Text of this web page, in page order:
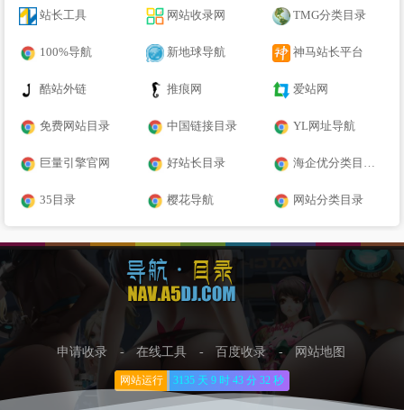
站长工具 网站收录网 TMG分类目录
100%导航 新地球导航 神马站长平台
酷站外链 推痕网 爱站网
免费网站目录 中国链接目录 YL网址导航
巨量引擎官网 好站长目录 海企优分类目录网
35目录 樱花导航 网站分类目录
申请收录 - 在线工具 - 百度收录 - 网站地图
网站运行 3135 天 9 时 43 分 33 秒